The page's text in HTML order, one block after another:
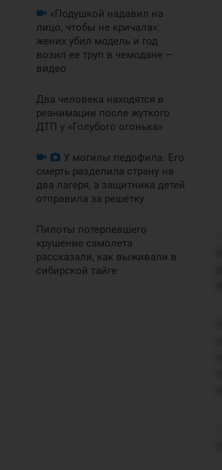
«Подушкой надавил на
лицо, чтобы не кричала»:
жених убил модель и год
возил ее труп в чемодане —
видео
Два человека находятся в
реанимации после жуткого
ДТП у «Голубого огонька»
У могилы педофила. Его
смерть разделила страну на
два лагеря, а защитника детей
отправила за решетку
Пилоты потерпевшего
крушение самолета
рассказали, как выживали в
сибирской тайге